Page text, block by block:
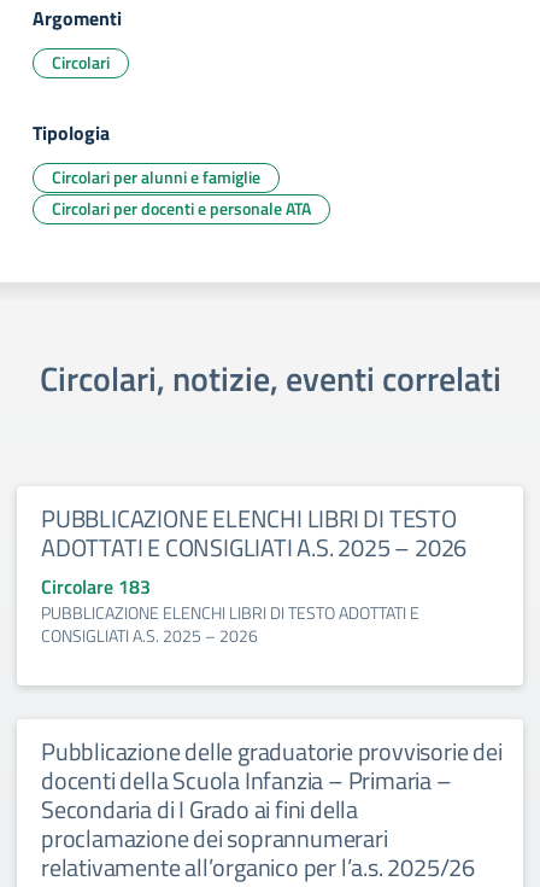
Argomenti
Circolari
Tipologia
Circolari per alunni e famiglie
Circolari per docenti e personale ATA
Circolari, notizie, eventi correlati
PUBBLICAZIONE ELENCHI LIBRI DI TESTO
ADOTTATI E CONSIGLIATI A.S. 2025 – 2026
Circolare 183
PUBBLICAZIONE ELENCHI LIBRI DI TESTO ADOTTATI E
CONSIGLIATI A.S. 2025 – 2026
Pubblicazione delle graduatorie provvisorie dei
docenti della Scuola Infanzia – Primaria –
Secondaria di I Grado ai fini della
proclamazione dei soprannumerari
relativamente all’organico per l’a.s. 2025/26